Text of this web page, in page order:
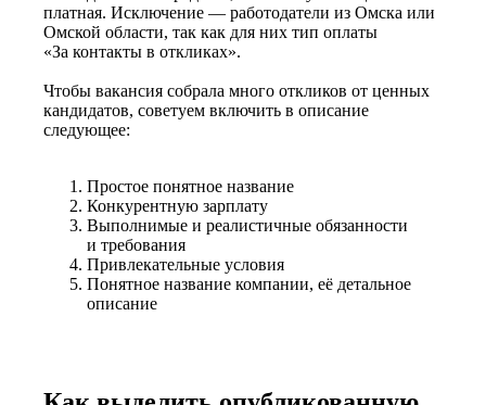
платная. Исключение — работодатели из Омска или
Омской области, так как для них тип оплаты
«За контакты в откликах».
Чтобы вакансия собрала много откликов от ценных
кандидатов, советуем включить в описание
следующее:
Простое понятное название
Конкурентную зарплату
Выполнимые и реалистичные обязанности
и требования
Привлекательные условия
Понятное название компании, её детальное
описание